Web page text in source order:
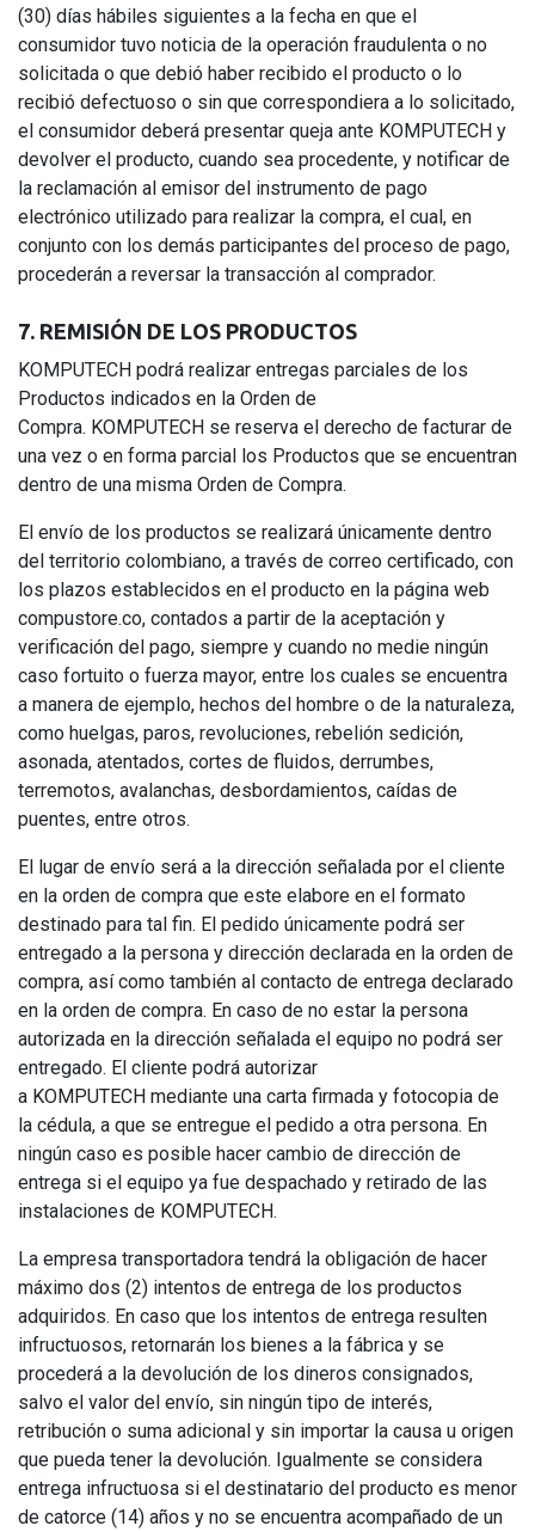
(30) días hábiles siguientes a la fecha en que el
consumidor tuvo noticia de la operación fraudulenta o no
solicitada o que debió haber recibido el producto o lo
recibió defectuoso o sin que correspondiera a lo solicitado,
el consumidor deberá presentar queja ante KOMPUTECH y
devolver el producto, cuando sea procedente, y notificar de
la reclamación al emisor del instrumento de pago
electrónico utilizado para realizar la compra, el cual, en
conjunto con los demás participantes del proceso de pago,
procederán a reversar la transacción al comprador.
7. REMISIÓN DE LOS PRODUCTOS
KOMPUTECH podrá realizar entregas parciales de los
Productos indicados en la Orden de
Compra. KOMPUTECH se reserva el derecho de facturar de
una vez o en forma parcial los Productos que se encuentran
dentro de una misma Orden de Compra.
El envío de los productos se realizará únicamente dentro
del territorio colombiano, a través de correo certificado, con
los plazos establecidos en el producto en la página web
compustore.co, contados a partir de la aceptación y
verificación del pago, siempre y cuando no medie ningún
caso fortuito o fuerza mayor, entre los cuales se encuentra
a manera de ejemplo, hechos del hombre o de la naturaleza,
como huelgas, paros, revoluciones, rebelión sedición,
asonada, atentados, cortes de fluidos, derrumbes,
terremotos, avalanchas, desbordamientos, caídas de
puentes, entre otros.
El lugar de envío será a la dirección señalada por el cliente
en la orden de compra que este elabore en el formato
destinado para tal fin. El pedido únicamente podrá ser
entregado a la persona y dirección declarada en la orden de
compra, así como también al contacto de entrega declarado
en la orden de compra. En caso de no estar la persona
autorizada en la dirección señalada el equipo no podrá ser
entregado. El cliente podrá autorizar
a KOMPUTECH mediante una carta firmada y fotocopia de
la cédula, a que se entregue el pedido a otra persona. En
ningún caso es posible hacer cambio de dirección de
entrega si el equipo ya fue despachado y retirado de las
instalaciones de KOMPUTECH.
La empresa transportadora tendrá la obligación de hacer
máximo dos (2) intentos de entrega de los productos
adquiridos. En caso que los intentos de entrega resulten
infructuosos, retornarán los bienes a la fábrica y se
procederá a la devolución de los dineros consignados,
salvo el valor del envío, sin ningún tipo de interés,
retribución o suma adicional y sin importar la causa u origen
que pueda tener la devolución. Igualmente se considera
entrega infructuosa si el destinatario del producto es menor
de catorce (14) años y no se encuentra acompañado de un